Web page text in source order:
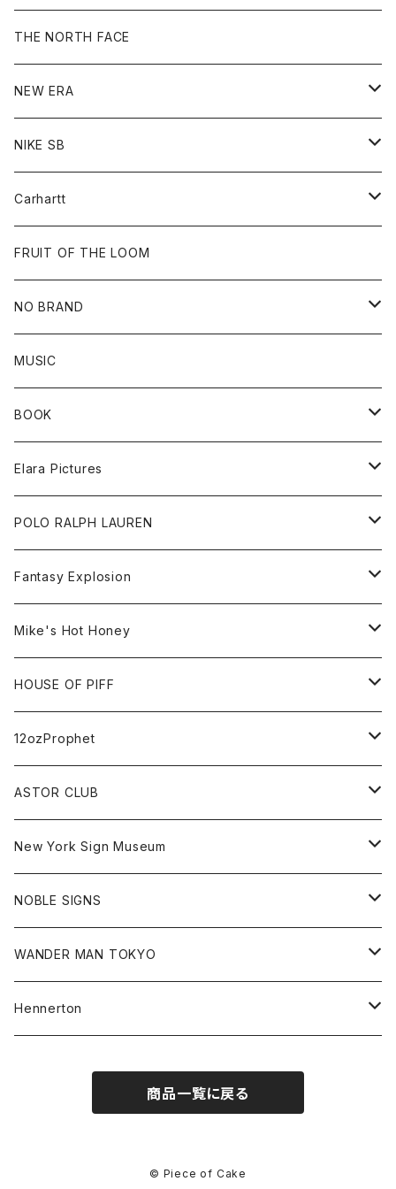
Sweat
Hoodie
Bottoms
Tops
Goods
Goods
Hoodie
Tee
Cap
Goods
All
Sweat
Goods
THE NORTH FACE
NEW ERA
All
Cap
NIKE SB
All
Beanie
Cap
Carhartt
All
Tee
FRUIT OF THE LOOM
NO BRAND
All
Sweat
Tee
Accessories
Bag
Cap
MUSIC
BOOK
All
inch magazine
BSKT MAG
KAWS
FUTURA
Best Damn Pet Shop
Jonah Schwartz
Elara Pictures
Tee
POLO RALPH LAUREN
All
Shirt
Cap
Fantasy Explosion
All
Tee
Cap
Hoodie
Mike's Hot Honey
All
Sweat
Tee
Goods
Cap
HOUSE OF PIFF
All
Hat
Goods
12ozProphet
All
Tee
Goods
ASTOR CLUB
All
Tee
Shorts
Cap
New York Sign Museum
All
Hoodie
Beanie
NOBLE SIGNS
All
Hoodie
WANDER MAN TOKYO
All
Hennerton
商品一覧に戻る
© Piece of Cake